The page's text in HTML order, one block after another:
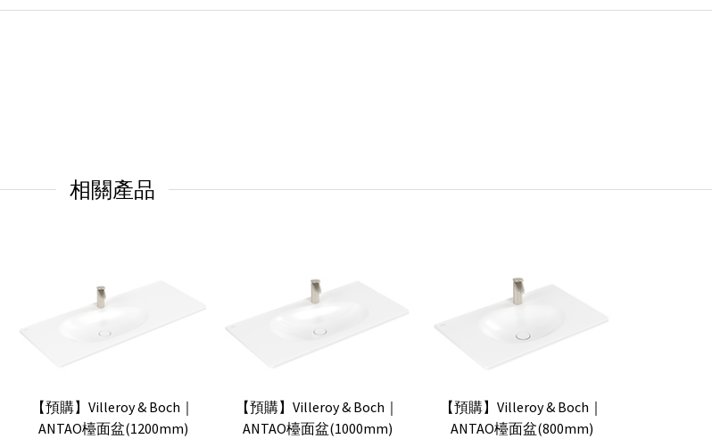
相關產品
【預購】Villeroy & Boch｜
ANTAO檯面盆(1200mm)
【預購】Villeroy & Boch｜
ANTAO檯面盆(1000mm)
【預購】Villeroy & Boch｜
ANTAO檯面盆(800mm)